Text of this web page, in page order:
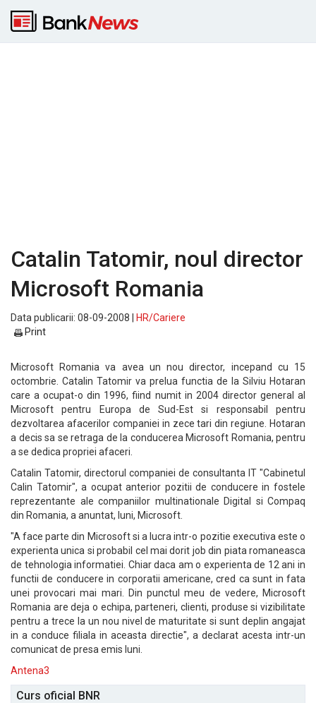
Catalin Tatomir, noul director
Microsoft Romania
Data publicarii: 08-09-2008 |
HR/Cariere
Print
Microsoft Romania va avea un nou director, incepand cu 15
octombrie. Catalin Tatomir va prelua functia de la Silviu Hotaran
care a ocupat-o din 1996, fiind numit in 2004 director general al
Microsoft pentru Europa de Sud-Est si responsabil pentru
dezvoltarea afacerilor companiei in zece tari din regiune. Hotaran
a decis sa se retraga de la conducerea Microsoft Romania, pentru
a se dedica propriei afaceri.
Catalin Tatomir, directorul companiei de consultanta IT "Cabinetul
Calin Tatomir", a ocupat anterior pozitii de conducere in fostele
reprezentante ale companiilor multinationale Digital si Compaq
din Romania, a anuntat, luni, Microsoft.
"A face parte din Microsoft si a lucra intr-o pozitie executiva este o
experienta unica si probabil cel mai dorit job din piata romaneasca
de tehnologia informatiei. Chiar daca am o experienta de 12 ani in
functii de conducere in corporatii americane, cred ca sunt in fata
unei provocari mai mari. Din punctul meu de vedere, Microsoft
Romania are deja o echipa, parteneri, clienti, produse si vizibilitate
pentru a trece la un nou nivel de maturitate si sunt deplin angajat
in a conduce filiala in aceasta directie", a declarat acesta intr-un
comunicat de presa emis luni.
Antena3
Curs oficial BNR